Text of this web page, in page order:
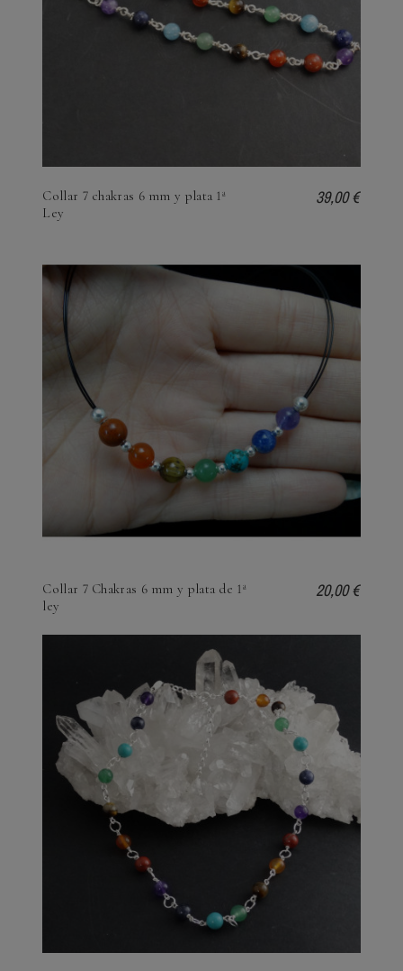
Collar 7 chakras 6 mm y plata 1ª
Ley
39,00 €
Collar 7 Chakras 6 mm y plata de 1ª
ley
20,00 €